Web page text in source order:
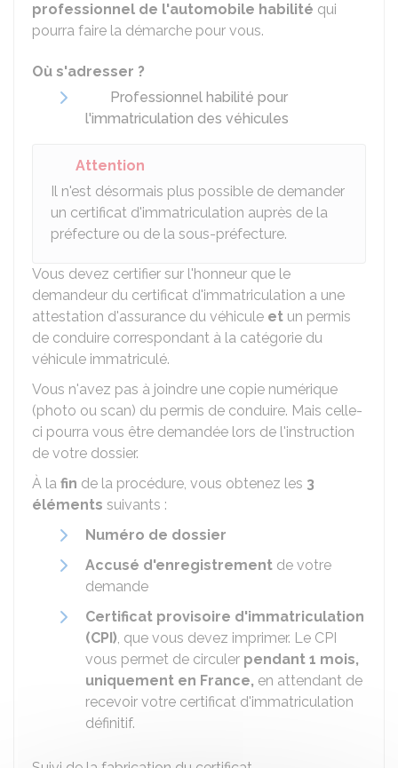
professionnel de l'automobile habilité qui
pourra faire la démarche pour vous.
Où s'adresser ?
Professionnel habilité pour
l'immatriculation des véhicules
Attention
Il n'est désormais plus possible de demander
un certificat d'immatriculation auprès de la
préfecture ou de la sous-préfecture.
Vous devez certifier sur l'honneur que le
demandeur du certificat d'immatriculation a une
attestation d'assurance du véhicule et un permis
de conduire correspondant à la catégorie du
véhicule immatriculé.
Vous n'avez pas à joindre une copie numérique
(photo ou scan) du permis de conduire. Mais celle-
ci pourra vous être demandée lors de l'instruction
de votre dossier.
À la fin de la procédure, vous obtenez les 3
éléments suivants :
Numéro de dossier
Accusé d'enregistrement de votre
demande
Certificat provisoire d'immatriculation
(CPI), que vous devez imprimer. Le CPI
vous permet de circuler pendant 1 mois,
uniquement en France, en attendant de
recevoir votre certificat d'immatriculation
définitif.